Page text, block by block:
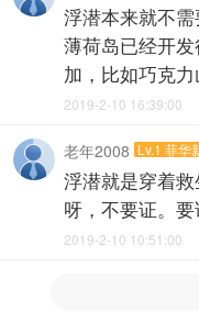
浮潜本来就不
薄荷岛已经开
加，比如巧克
2019-2-10 16:39:00
老年2008 Lv.1 菲华
浮潜就是穿着
呀，不要证。
2019-2-10 10:51:00